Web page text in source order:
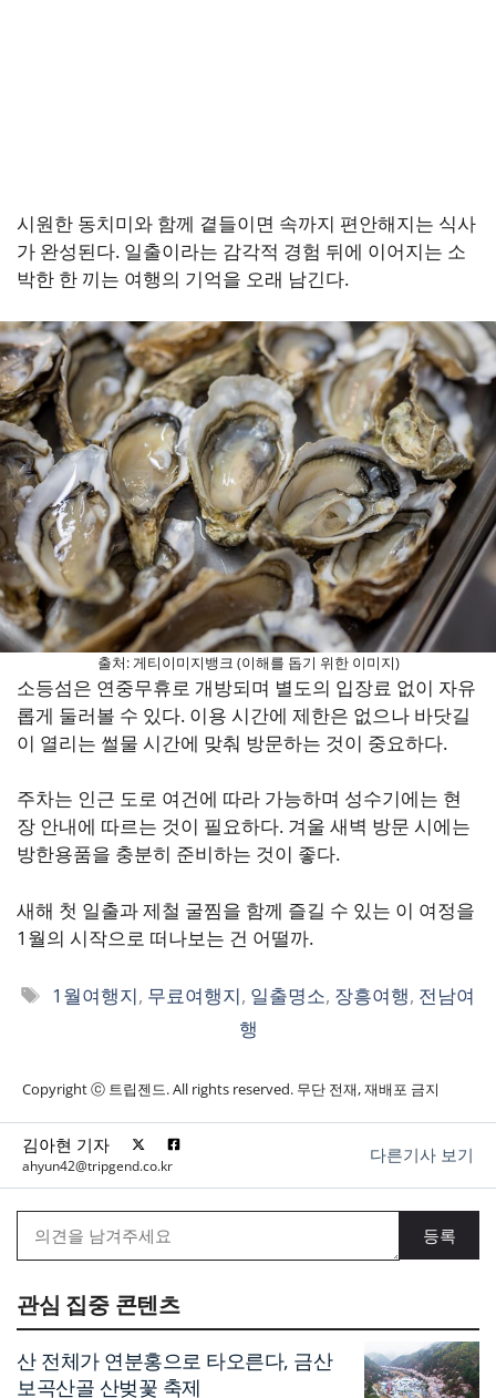
시원한 동치미와 함께 곁들이면 속까지 편안해지는 식사
가 완성된다. 일출이라는 감각적 경험 뒤에 이어지는 소
박한 한 끼는 여행의 기억을 오래 남긴다.
출처: 게티이미지뱅크 (이해를 돕기 위한 이미지)
소등섬은 연중무휴로 개방되며 별도의 입장료 없이 자유
롭게 둘러볼 수 있다. 이용 시간에 제한은 없으나 바닷길
이 열리는 썰물 시간에 맞춰 방문하는 것이 중요하다.
주차는 인근 도로 여건에 따라 가능하며 성수기에는 현
장 안내에 따르는 것이 필요하다. 겨울 새벽 방문 시에는
방한용품을 충분히 준비하는 것이 좋다.
새해 첫 일출과 제철 굴찜을 함께 즐길 수 있는 이 여정을
1월의 시작으로 떠나보는 건 어떨까.
태
1월여행지, 무료여행지, 일출명소, 장흥여행, 전남여
행
Copyright ⓒ 트립젠드. All rights reserved. 무단 전재, 재배포 금지
김아현 기자
ahyun42@tripgend.co.kr
다른기사 보기
관심 집중 콘텐츠
산 전체가 연분홍으로 타오른다, 금산
보곡산골 산벚꽃 축제